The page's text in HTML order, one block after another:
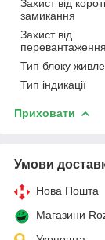
Захист від
замикання
Захист від
перевантаження
Тип блоку
Тип індикації
Приховати
Умови
Нова Пошта
Магазини